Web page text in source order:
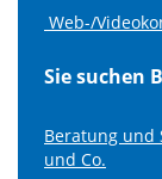
Web-/
Sie suchen
Beratung und
und Co.